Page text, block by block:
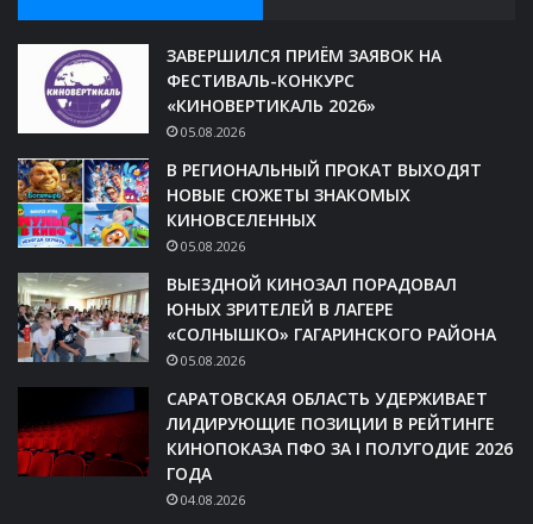
ЗАВЕРШИЛСЯ ПРИЁМ ЗАЯВОК НА
ФЕСТИВАЛЬ-КОНКУРС
«КИНОВЕРТИКАЛЬ 2026»
05.08.2026
В РЕГИОНАЛЬНЫЙ ПРОКАТ ВЫХОДЯТ
НОВЫЕ СЮЖЕТЫ ЗНАКОМЫХ
КИНОВСЕЛЕННЫХ
05.08.2026
ВЫЕЗДНОЙ КИНОЗАЛ ПОРАДОВАЛ
ЮНЫХ ЗРИТЕЛЕЙ В ЛАГЕРЕ
«СОЛНЫШКО» ГАГАРИНСКОГО РАЙОНА
05.08.2026
САРАТОВСКАЯ ОБЛАСТЬ УДЕРЖИВАЕТ
ЛИДИРУЮЩИЕ ПОЗИЦИИ В РЕЙТИНГЕ
КИНОПОКАЗА ПФО ЗА I ПОЛУГОДИЕ 2026
ГОДА
04.08.2026